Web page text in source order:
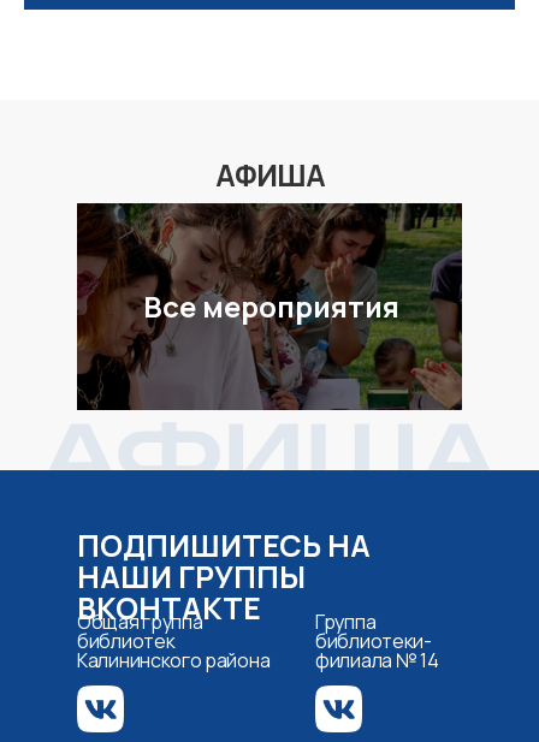
АФИША
Все мероприятия
ПОДПИШИТЕСЬ НА
НАШИ ГРУППЫ
ВКОНТАКТЕ
Общая группа
библиотек
Калининского района
Группа
библиотеки-
филиала № 14